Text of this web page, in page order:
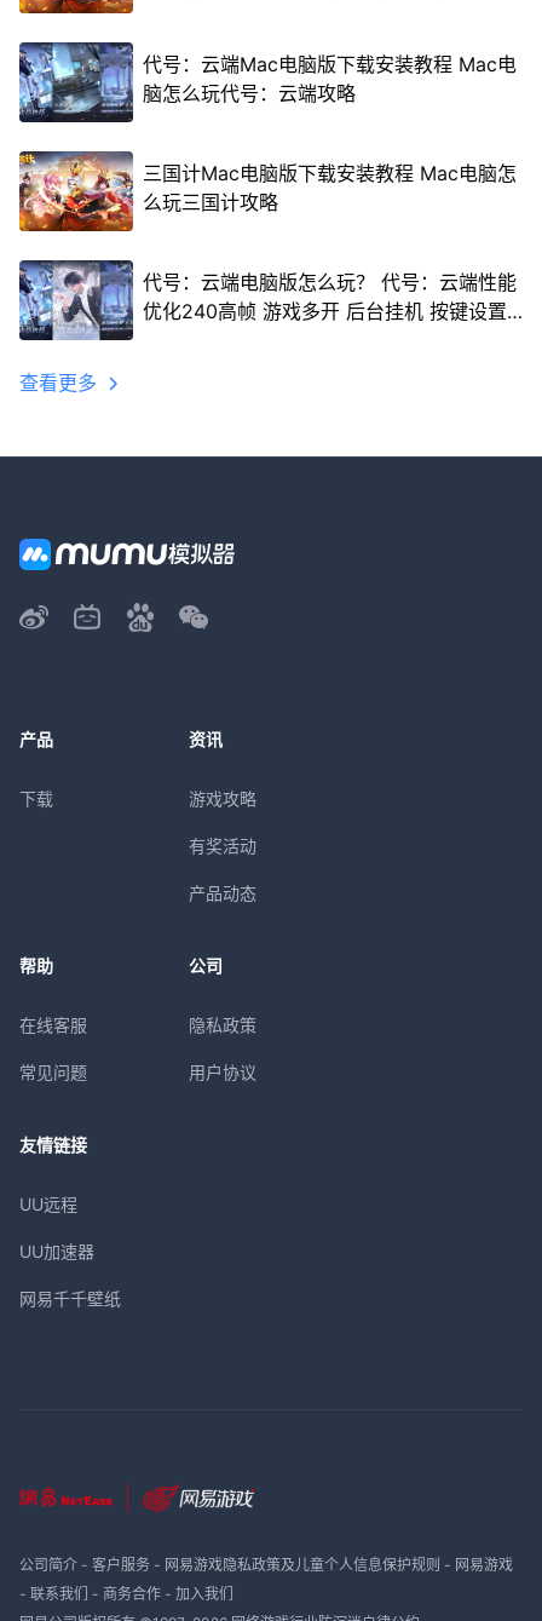
代号：云端Mac电脑版下载安装教程 Mac电
脑怎么玩代号：云端攻略
三国计Mac电脑版下载安装教程 Mac电脑怎
么玩三国计攻略
代号：云端电脑版怎么玩？ 代号：云端性能
优化240高帧 游戏多开 后台挂机 按键设置
查看更多
产品
下载
资讯
游戏攻略
有奖活动
产品动态
帮助
在线客服
常见问题
公司
隐私政策
用户协议
友情链接
UU远程
UU加速器
网易千千壁纸
公司简介- 客户服务- 网易游戏隐私政策及儿童个人信息保护规则 - 网易游戏
- 联系我们 - 商务合作- 加入我们